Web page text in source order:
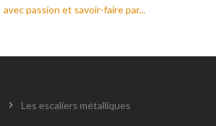
avec passion et savoir-faire par...
Les escaliers métalliques